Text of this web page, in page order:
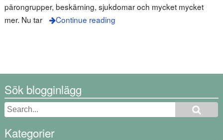
pärongrupper, beskärning, sjukdomar och mycket mycket
mer. Nu tar
Continue reading
Sök blogginlägg
Kategorier